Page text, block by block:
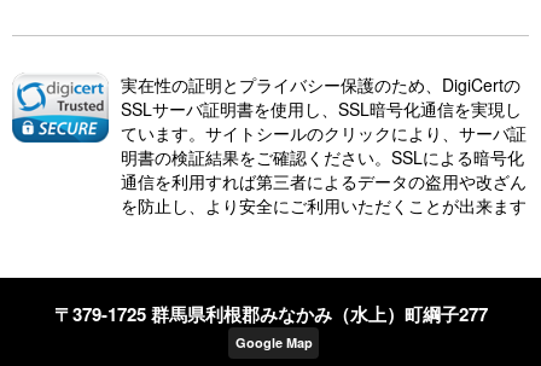
実在性の証明とプライバシー保護のため、DigiCertの
SSLサーバ証明書を使用し、SSL暗号化通信を実現し
ています。サイトシールのクリックにより、サーバ証
明書の検証結果をご確認ください。SSLによる暗号化
通信を利用すれば第三者によるデータの盗用や改ざん
を防止し、より安全にご利用いただくことが出来ます
〒379-1725 群馬県利根郡みなかみ（水上）町綱子277
Google Map